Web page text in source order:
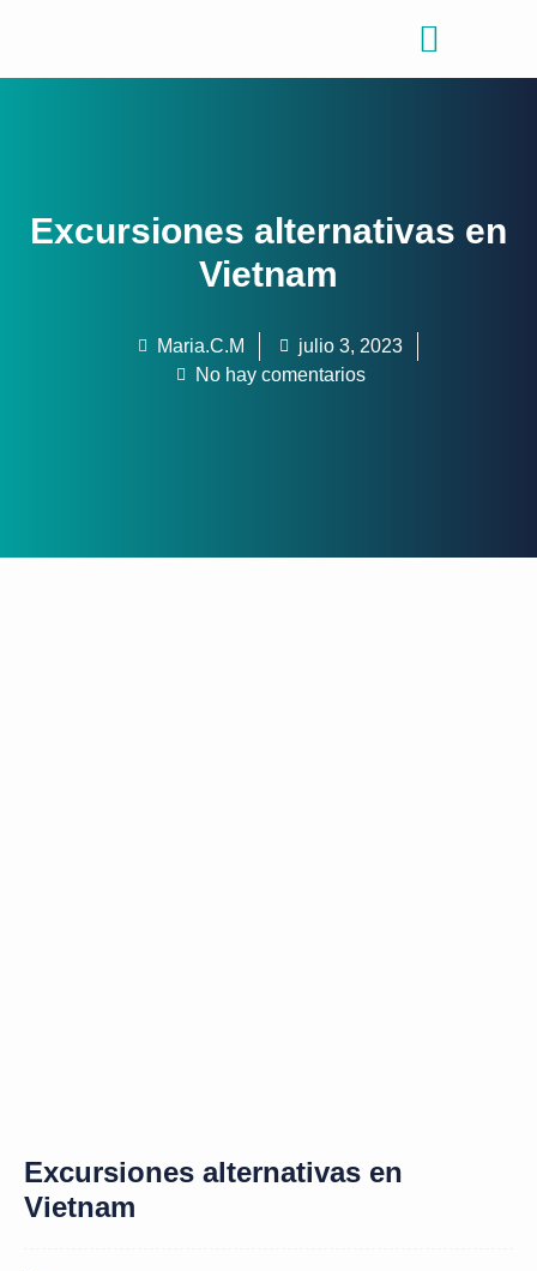
Excursiones alternativas en
Vietnam
Maria.C.M
julio 3, 2023
No hay comentarios
Excursiones alternativas en
Vietnam